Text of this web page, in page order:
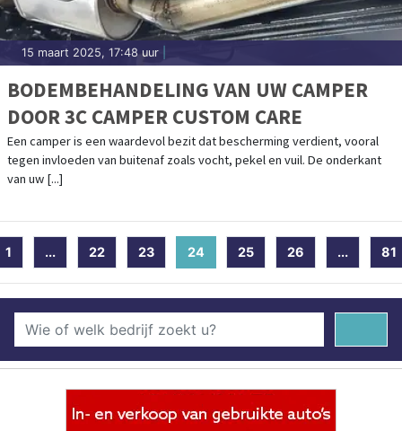
15 maart 2025, 17:48 uur
BODEMBEHANDELING VAN UW CAMPER
DOOR 3C CAMPER CUSTOM CARE
Een camper is een waardevol bezit dat bescherming verdient, vooral
tegen invloeden van buitenaf zoals vocht, pekel en vuil. De onderkant
van uw [...]
1 ... 22 23 24 (current)
25 26 ... 81